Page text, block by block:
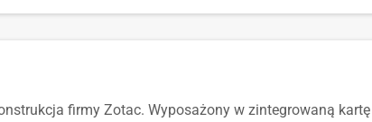
firmy Zotac. Wyposażony w zintegrowaną